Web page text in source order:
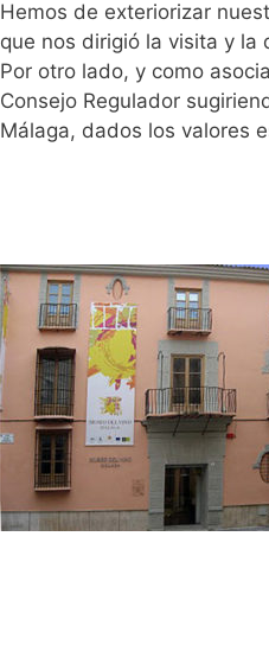
Hemos de exteriorizar
que nos dirigió la visita y la
Por otro lado, y como
Consejo Regulador
Málaga, dados los valores